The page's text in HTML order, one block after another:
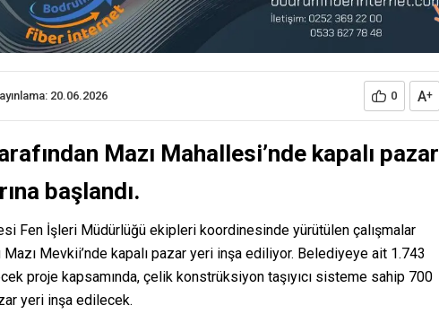
20.06.2026 0 A+
Mazı Mahallesi’nde kapalı pazar
başlandı.
Fen İşleri Müdürlüğü ekipleri koordinesinde yürütülen çalışmalar
Mazı Mevkii’nde kapalı pazar yeri inşa ediliyor. Belediyeye ait 1.743
proje kapsamında, çelik konstrüksiyon taşıyıcı sisteme sahip 700
yeri inşa edilecek.